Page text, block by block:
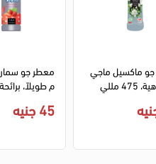
ماكسيل ماجي
مللي
معطر جو
45 جنيه